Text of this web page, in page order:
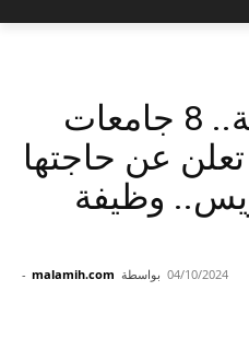
التفاصيل الكاملة.. 8 جامعات
عن حاجتها
وظيفة
بواسطة malamih.com
- 04/10/2024